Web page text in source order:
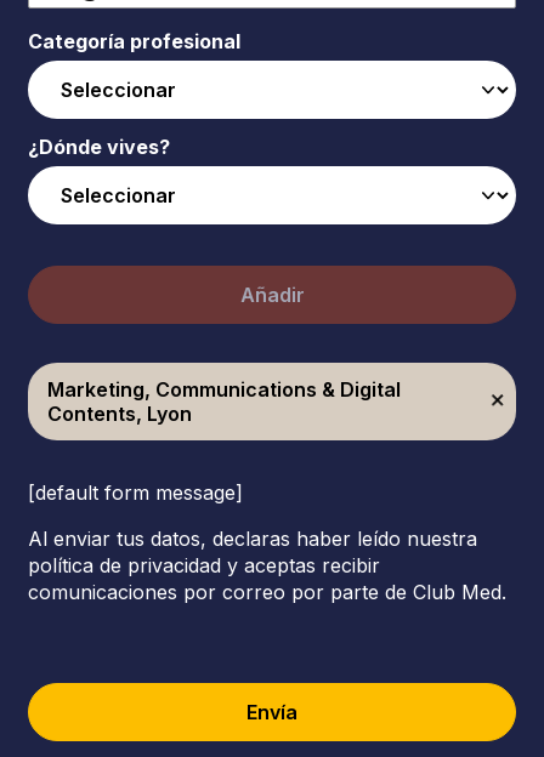
Categoría profesional
¿Dónde vives?
Añadir
Marketing, Communications & Digital
Contents, Lyon
[default form message]
Al enviar tus datos, declaras haber leído nuestra
política de privacidad y aceptas recibir
comunicaciones por correo por parte de Club Med.
Envía